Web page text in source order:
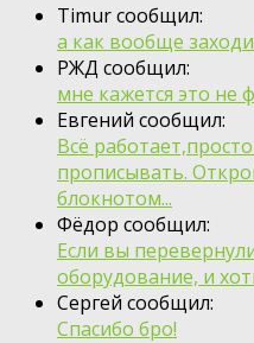
Timur сообщил:
а как вообще
РЖД сообщил:
мне кажется это не
Евгений сообщил:
Всё
прописывать.
блокнотом...
Фёдор сообщил:
Если вы
оборудование, и
Сергей сообщил:
Спасибо бро!